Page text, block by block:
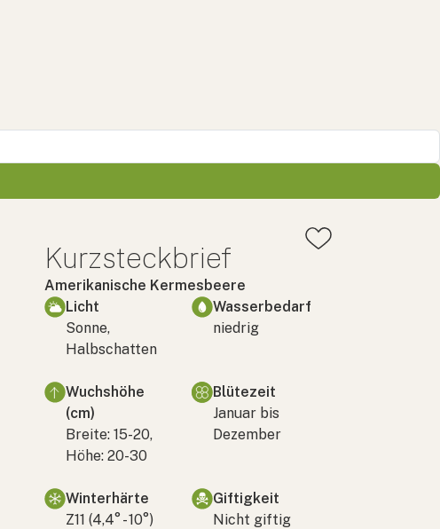
Kurzsteckbrief
Amerikanische Kermesbeere
Licht
Sonne,
Halbschatten
Wasserbedarf
niedrig
Wuchshöhe
(cm)
Breite: 15-20,
Höhe: 20-30
Blütezeit
Januar bis
Dezember
Winterhärte
Z11 (4,4° - 10°)
Giftigkeit
Nicht giftig